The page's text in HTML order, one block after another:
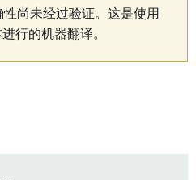
尚未经过验证。这是使用
行的机器翻译。